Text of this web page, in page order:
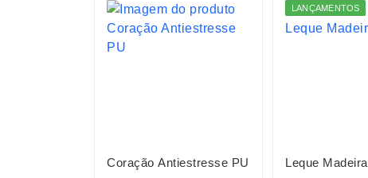
Coração Antiestresse PU
LANÇAMENTOS
Leque Madeira